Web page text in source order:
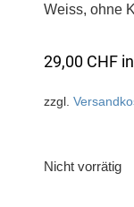
Weiss, ohne
29,00 CHF
zzgl.
Nicht vorrätig